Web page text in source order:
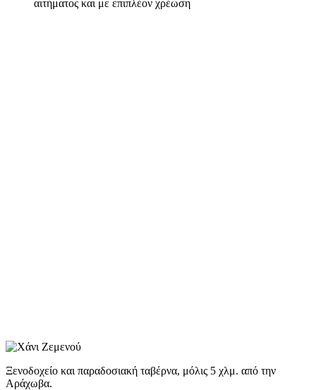
αιτήματος και με επιπλέον χρέωση
Ξενοδοχείο και παραδοσιακή ταβέρνα, μόλις 5 χλμ. από την
Αράχωβα.